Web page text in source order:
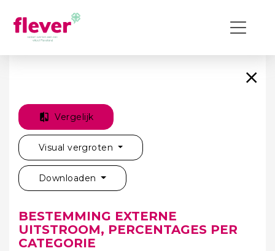
Vergelijk
Visual vergroten
Downloaden
BESTEMMING EXTERNE
UITSTROOM, PERCENTAGES PER
CATEGORIE